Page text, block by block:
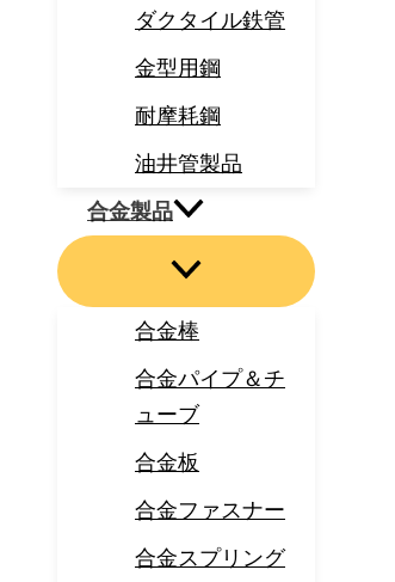
ダクタイル鉄管
金型用鋼
耐摩耗鋼
油井管製品
合金製品
合金棒
合金パイプ＆チ
ューブ
合金板
合金ファスナー
合金スプリング